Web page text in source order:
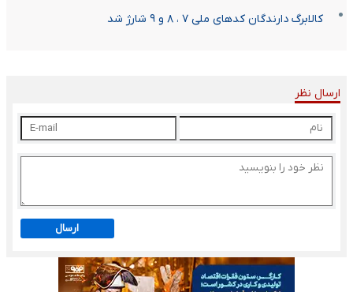
کالابرگ دارندگان کدهای ملی ۷ ، ۸ و ۹ شارژ شد
ارسال نظر
ارسال